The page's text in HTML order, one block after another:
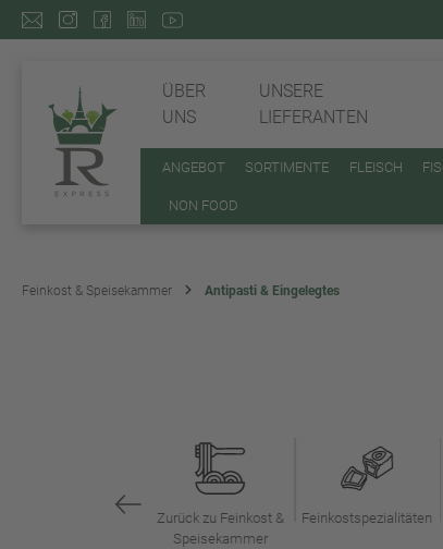
ÜBER
UNS
UNSERE
LIEFERANTEN
ANGEBOT SORTIMENTE FLEISCH
NON FOOD
Feinkost & Speisekammer Antipasti & Eingelegtes
Zurück zu Feinkost &
Speisekammer
Feinkostspezialitäten